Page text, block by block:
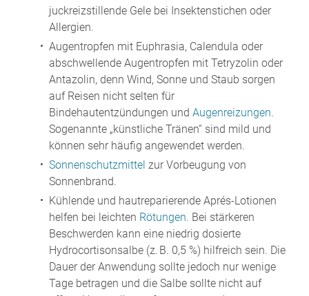
juckreizstillende Gele bei Insektenstichen oder
Allergien.
Augentropfen mit Euphrasia, Calendula oder
abschwellende Augentropfen mit Tetryzolin oder
Antazolin, denn Wind, Sonne und Staub sorgen
auf Reisen nicht selten für
Bindehautentzündungen und Augenreizungen.
Sogenannte „künstliche Tränen“ sind mild und
können sehr häufig angewendet werden.
Sonnenschutzmittel zur Vorbeugung von
Sonnenbrand.
Kühlende und hautreparierende Aprés-Lotionen
helfen bei leichten Rötungen. Bei stärkeren
Beschwerden kann eine niedrig dosierte
Hydrocortisonsalbe (z. B. 0,5 %) hilfreich sein. Die
Dauer der Anwendung sollte jedoch nur wenige
Tage betragen und die Salbe sollte nicht auf